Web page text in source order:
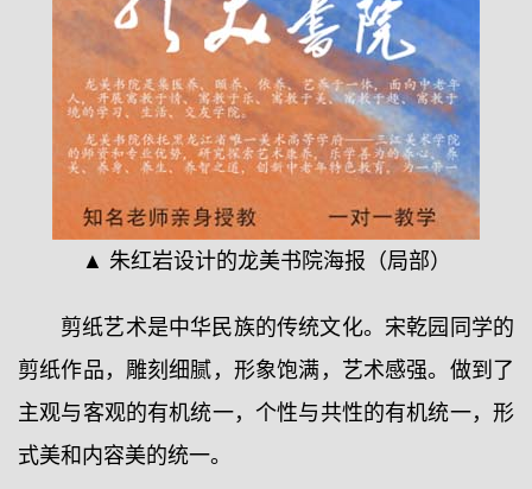
▲ 朱红岩设计的龙美书院海报（局部）
剪纸艺术是中华民族的传统文化。宋乾园同学的
剪纸作品，雕刻细腻，形象饱满，艺术感强。做到了
主观与客观的有机统一，个性与共性的有机统一，形
式美和内容美的统一。